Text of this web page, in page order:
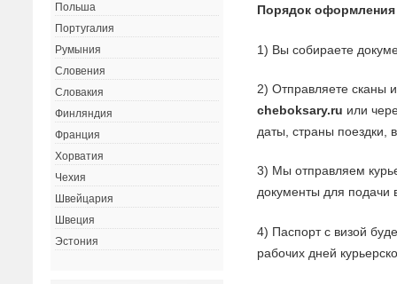
Порядок
1) Вы собираете
2) Отправляете сканы
cheboksary.ru или
даты, страны поездки,
3) Мы отправляем
документы для подачи
4) Паспорт с визой
рабочих дней
Польша
Португалия
Румыния
Словения
Словакия
Финляндия
Франция
Хорватия
Чехия
Швейцария
Швеция
Эстония